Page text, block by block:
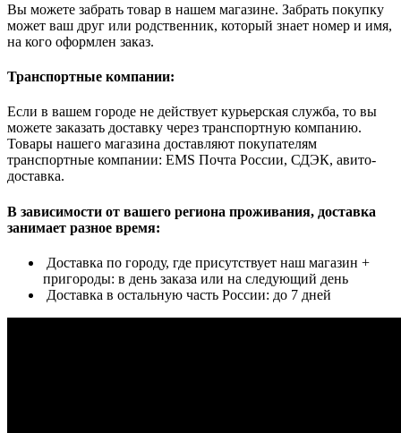
Вы можете забрать товар в нашем магазине. Забрать покупку
может ваш друг или родственник, который знает номер и имя,
на кого оформлен заказ.
Транспортные компании:
Если в вашем городе не действует курьерская служба, то вы
можете заказать доставку через транспортную компанию.
Товары нашего магазина доставляют покупателям
транспортные компании: EMS Почта России, СДЭК, авито-
доставка.
В зависимости от вашего региона проживания, доставка
занимает разное время:
Доставка по городу, где присутствует наш магазин +
пригороды: в день заказа или на следующий день
Доставка в остальную часть России: до 7 дней